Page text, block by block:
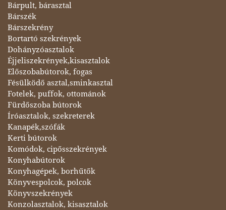
Bárpult, bárasztal
Bárszék
Bárszekrény
Bortartó szekrények
Dohányzóasztalok
Éjjeliszekrények,kisasztalok
Előszobabútorok, fogas
Fésülködő asztal,sminkasztal
Fotelek, puffok, ottománok
Fürdőszoba bútorok
Íróasztalok, szekreterek
Kanapék,szófák
Kerti bútorok
Komódok, cipősszekrények
Konyhabútorok
Konyhagépek, borhűtők
Könyvespolcok, polcok
Könyvszekrények
Konzolasztalok, kisasztalok